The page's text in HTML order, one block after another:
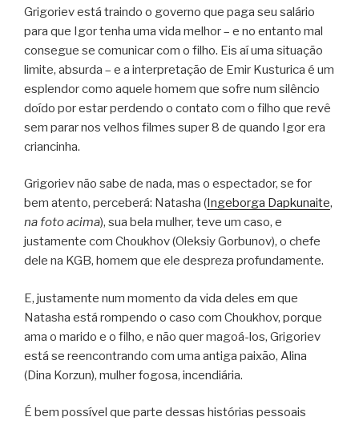
Grigoriev está traindo o governo que paga seu salário
para que Igor tenha uma vida melhor – e no entanto mal
consegue se comunicar com o filho. Eis aí uma situação
limite, absurda – e a interpretação de Emir Kusturica é um
esplendor como aquele homem que sofre num silêncio
doído por estar perdendo o contato com o filho que revê
sem parar nos velhos filmes super 8 de quando Igor era
criancinha.
Grigoriev não sabe de nada, mas o espectador, se for
bem atento, perceberá: Natasha (Ingeborga Dapkunaite,
na foto acima), sua bela mulher, teve um caso, e
justamente com Choukhov (Oleksiy Gorbunov), o chefe
dele na KGB, homem que ele despreza profundamente.
E, justamente num momento da vida deles em que
Natasha está rompendo o caso com Choukhov, porque
ama o marido e o filho, e não quer magoá-los, Grigoriev
está se reencontrando com uma antiga paixão, Alina
(Dina Korzun), mulher fogosa, incendiária.
É bem possível que parte dessas histórias pessoais